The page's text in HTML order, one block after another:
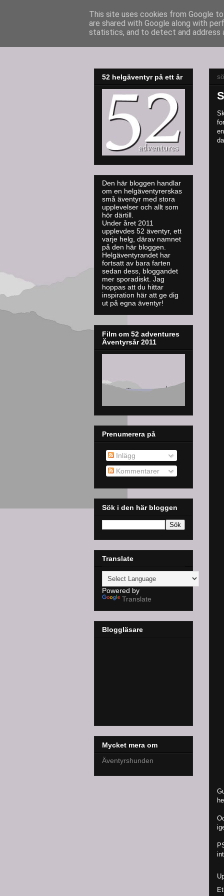
52adventures
52 helgäventyr på ett år
Den här bloggen handlar
om en helgäventyrerskas
små äventyr med stora
upplevelser och allt som
hör därtill.
Under året 2011
upplevdes 52 äventyr, ett
varje helg, därav namnet
på den här bloggen.
Helgäventyrandet har
fortsatt av bara farten
sedan dess, bloggandet
mer sporadiskt. Jag
hoppas att du hittar
inspiration här att ge dig
ut på egna äventyr!
Film om 52 adventures
Äventyrsår 2011
Prenumerera på
Inlägg
Kommentarer
Sök i den här bloggen
Translate
Powered by
Translate
Bloggläsare
Mycket mera om
Äventyrshunden
This site uses cookies from Google
are shared with Google along with
statistics, and to detect and address